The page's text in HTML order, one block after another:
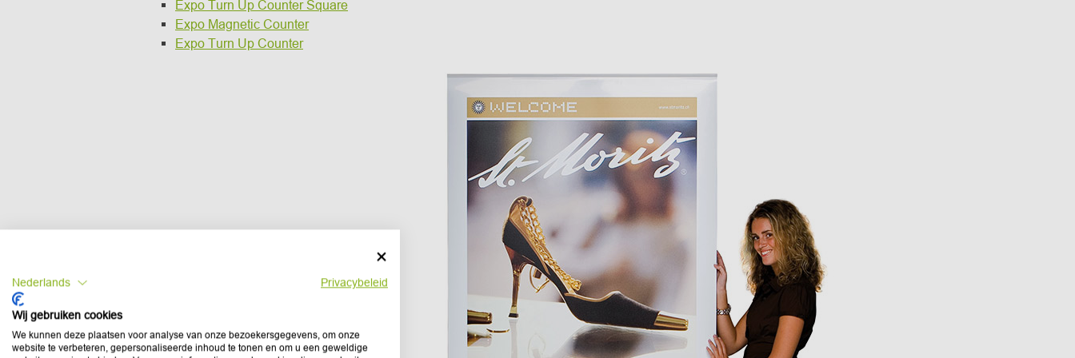
Expo Turn Up Counter Square
Expo Magnetic Counter
Expo Turn Up Counter
Nederlands Privacybeleid
Wij gebruiken cookies
We kunnen deze plaatsen voor analyse van onze bezoekersgegevens, om onze
website te verbeteren, gepersonaliseerde inhoud te tonen en om u een geweldige